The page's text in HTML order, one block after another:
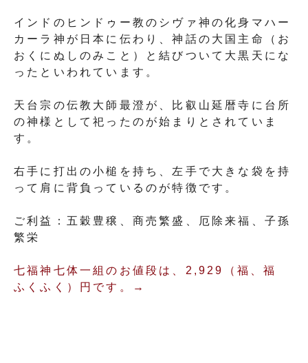
インドのヒンドゥー教のシヴァ神の化身マハー
カーラ神が日本に伝わり、神話の大国主命（お
おくにぬしのみこと）と結びついて大黒天にな
ったといわれています。
天台宗の伝教大師最澄が、比叡山延暦寺に台所
の神様として祀ったのが始まりとされていま
す。
右手に打出の小槌を持ち、左手で大きな袋を持
って肩に背負っているのが特徴です。
ご利益：五穀豊穣、商売繁盛、厄除来福、子孫
繁栄
七福神七体一組のお値段は、2,929（福、福
ふくふく）円です。→